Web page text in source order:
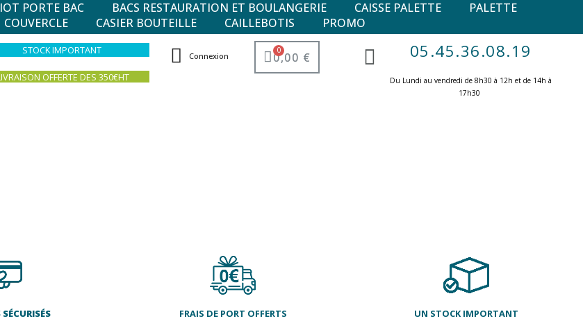
PORTE BAC BACS RESTAURATION ET BOULANGERIE CAISSE PALETTE
PALETTE
COUVERCLE CASIER BOUTEILLE CAILLEBOTIS PROMO
STOCK IMPORTANT
OFFERTE DES 350€HT
Connexion 0,00 € 05.45.36.08.19
Du Lundi au vendredi de 8h30 à 12h et de 14h à
17h30 ​
FRAIS DE PORT OFFERTS UN STOCK IMPORTANT